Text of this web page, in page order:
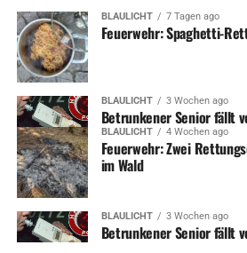
BLAULICHT 7 Tagen ago
Feuerwehr: Spaghetti-
BLAULICHT 3 Wochen ago
Betrunkener Senior fällt
BLAULICHT 4 Wochen ago
Feuerwehr: Zwei
im Wald
BLAULICHT 3 Wochen ago
Betrunkener Senior fällt